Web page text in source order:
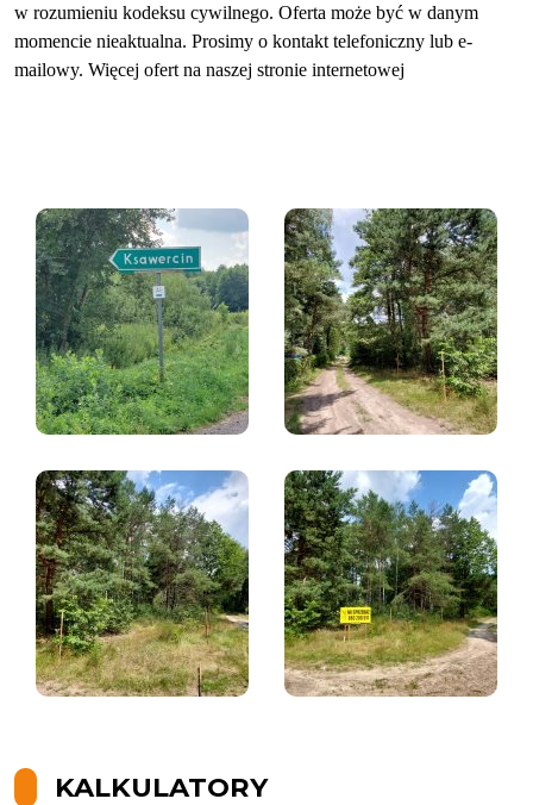
w rozumieniu kodeksu cywilnego. Oferta może być w danym
momencie nieaktualna. Prosimy o kontakt telefoniczny lub e-
mailowy. Więcej ofert na naszej stronie internetowej
KALKULATORY